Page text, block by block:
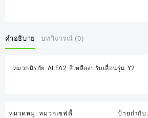
คำอธิบาย บทวิจารณ์ (0)
หมวกนิรภัย ALFA2 สีเหลืองปรับเลื่อนรุ่น Y2
หมวดหมู่:หมวกเซฟตี้ ป้ายกำกับ: